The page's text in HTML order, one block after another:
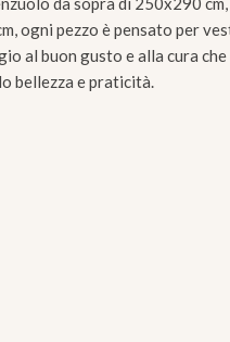
ogni pezzo è pensato per
al buon gusto e alla cura
bellezza e praticità.